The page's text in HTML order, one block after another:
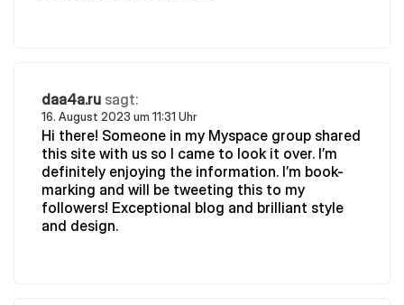
daa4a.ru sagt:
16. August 2023 um 11:31 Uhr
Hi there! Someone in my Myspace group shared
this site with us so I came to look it over. I’m
definitely enjoying the information. I’m book-
marking and will be tweeting this to my
followers! Exceptional blog and brilliant style
and design.